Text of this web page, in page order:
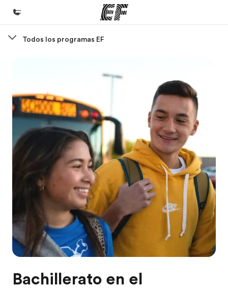
Ver todo lo que hacemos
Oficinas
Encuentra una oficina
Sobre nosotros
Quiénes somos
Todos los programas EF
Bachillerato en el